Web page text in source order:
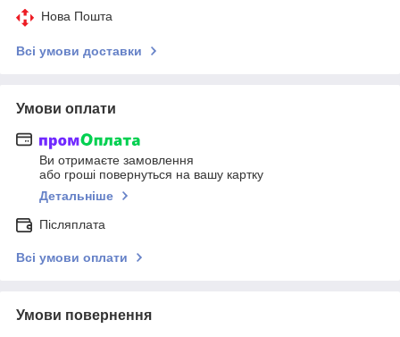
Нова Пошта
Всі умови доставки
Умови оплати
Ви отримаєте замовлення
або гроші повернуться на вашу картку
Детальніше
Післяплата
Всі умови оплати
Умови повернення